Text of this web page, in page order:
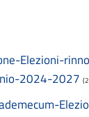
Elettronico
di vertice
ai
Elezioni-
2024-2027